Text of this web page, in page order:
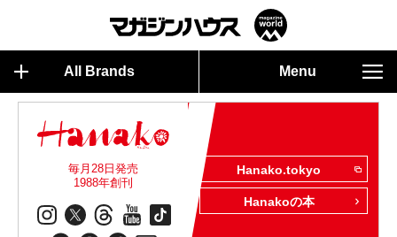
All Brands Menu
毎月28日発売
1988年創刊
Hanako.tokyo
Hanakoの本